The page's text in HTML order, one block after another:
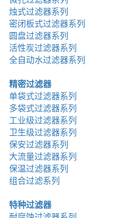
烛式过滤器系列
密闭板式过滤器系列
圆盘过滤器系列
活性炭过滤器系列
全自动水过滤器系列
精密过滤器
单袋式过滤器系列
多袋式过滤器系列
工业级过滤器系列
卫生级过滤器系列
保安过滤器系列
大流量过滤器系列
保温过滤器系列
组合过滤系列
特种过滤器